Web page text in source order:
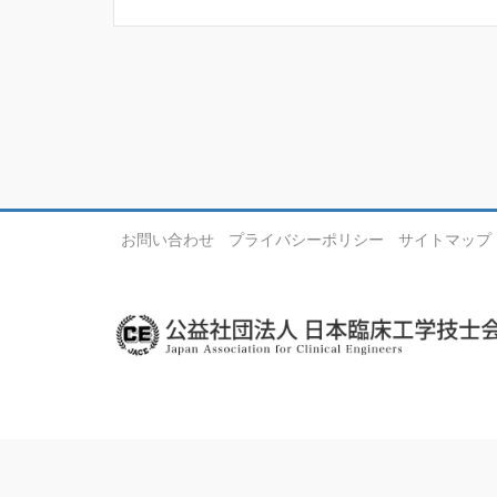
お問い合わせ プライバシーポリシー サイトマップ